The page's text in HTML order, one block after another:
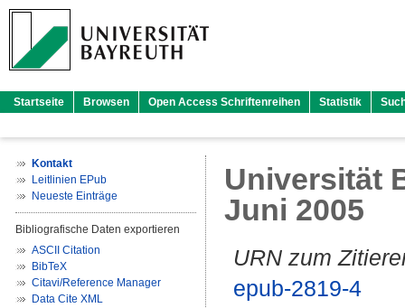
Startseite Browsen Open Access Schriftenreihen Statistik
Kontakt
Leitlinien EPub
Neueste Einträge
Bibliografische Daten exportieren
ASCII Citation
BibTeX
Citavi/Reference Manager
Data Cite XML
Universität
Juni 2005
URN zum
epub-2819-4